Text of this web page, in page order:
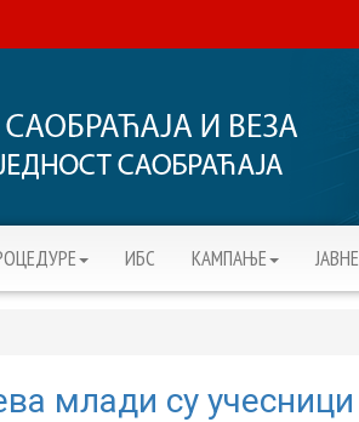
ИБС KАМПАЊЕ
млади су учесници